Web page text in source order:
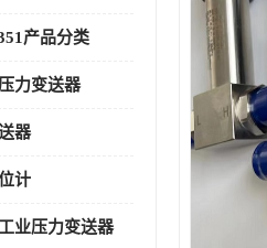
产品分类
力变送器
器
计
业压力变送器